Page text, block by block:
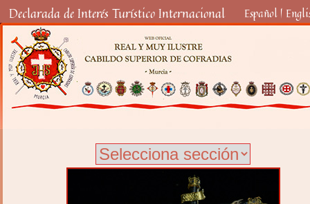
Declarada de Interés Turístico Internacional Español |